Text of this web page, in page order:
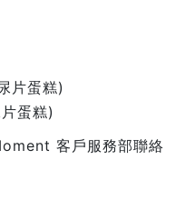
片蛋糕)
蛋糕)
客戶服務部聯絡